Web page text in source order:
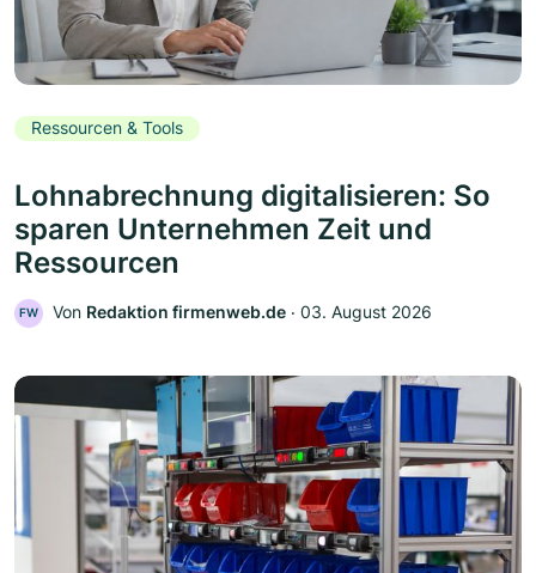
Ressourcen & Tools
Lohnabrechnung digitalisieren: So
sparen Unternehmen Zeit und
Ressourcen
FW Von Redaktion firmenweb.de ‧ 03. August 2026